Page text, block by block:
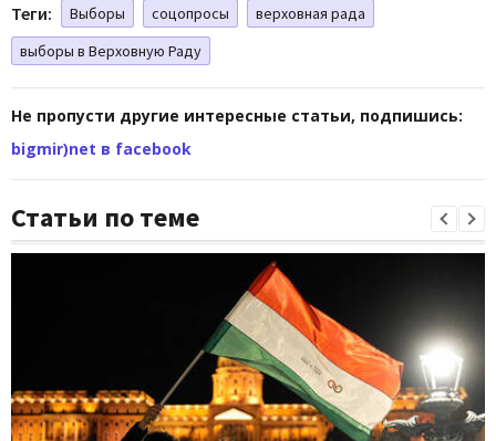
Теги: Выборы соцопросы
верховная рада
выборы в Верховную Раду
Не пропусти другие интересные статьи, подпишись:
bigmir)net в facebook
Статьи по теме